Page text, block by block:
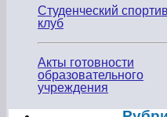
Студенческий
клуб
Акты готовности
образовательного
учреждения